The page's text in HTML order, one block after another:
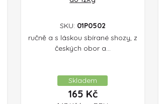
SKU: 01P0502
ručně a s láskou sbírané shozy, z
českých obor a...
Skladem
165 Kč